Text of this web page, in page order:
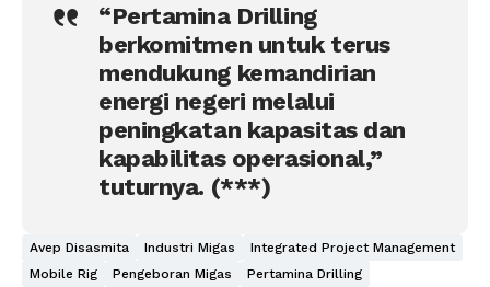
“Pertamina Drilling
berkomitmen untuk terus
mendukung kemandirian
energi negeri melalui
peningkatan kapasitas dan
kapabilitas operasional,”
tuturnya. (***)
Avep Disasmita Industri Migas
Integrated Project Management
Mobile Rig
Pengeboran Migas
Pertamina Drilling